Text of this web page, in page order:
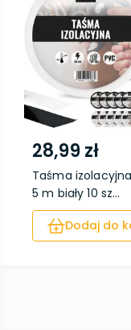
28,99 zł
Taśma
5 m biały 10 sz...
Dodaj do